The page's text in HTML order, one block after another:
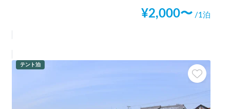
¥2,000〜 /1泊
テント泊